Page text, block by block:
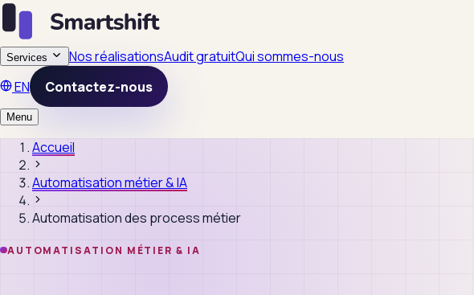
Services Nos réalisationsAudit gratuitQui sommes-nous
EN
Contactez-nous
Menu
Accueil
Automatisation métier & IA
Automatisation des process métier
AUTOMATISATION MÉTIER & IA